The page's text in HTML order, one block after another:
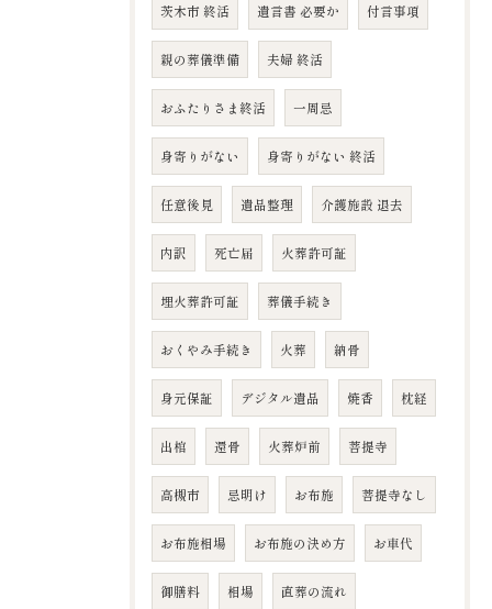
茨木市 終活 遺言書 必要か 付言事項
親の葬儀準備 夫婦 終活
おふたりさま終活 一周忌
身寄りがない 身寄りがない 終活
任意後見 遺品整理 介護施設 退去
内訳 死亡届 火葬許可証
埋火葬許可証 葬儀手続き
おくやみ手続き 火葬 納骨
身元保証 デジタル遺品 焼香 枕経
出棺 還骨 火葬炉前 菩提寺
高槻市 忌明け お布施 菩提寺なし
お布施相場 お布施の決め方 お車代
御膳料 相場 直葬の流れ